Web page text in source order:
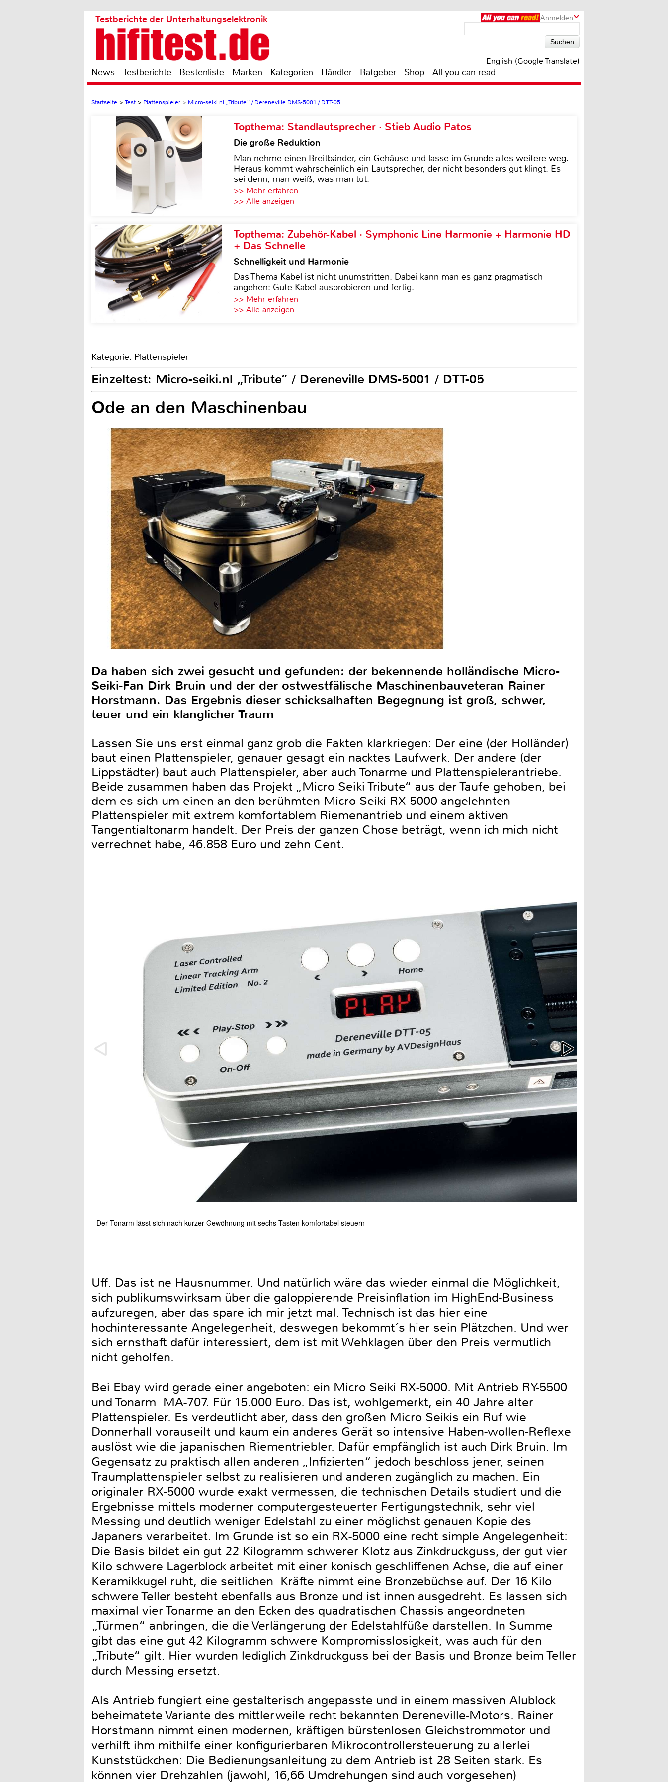
Anmelden
Testberichte der Unterhaltungselektronik
English (Google Translate)
News Testberichte Bestenliste Marken Kategorien Händler Ratgeber Shop All you can read
Startseite > Test > Plattenspieler > Micro-seiki.nl „Tribute“ / Dereneville DMS-5001 / DTT-05
Topthema: Standlautsprecher · Stieb Audio Patos
Die große Reduktion
Man nehme einen Breitbänder, ein Gehäuse und lasse im Grunde alles weitere weg.
Heraus kommt wahrscheinlich ein Lautsprecher, der nicht besonders gut klingt. Es
sei denn, man weiß, was man tut.
>> Mehr erfahren
>> Alle anzeigen
Topthema: Zubehör-Kabel · Symphonic Line Harmonie + Harmonie HD
+ Das Schnelle
Schnelligkeit und Harmonie
Das Thema Kabel ist nicht unumstritten. Dabei kann man es ganz pragmatisch
angehen: Gute Kabel ausprobieren und fertig.
>> Mehr erfahren
>> Alle anzeigen
Kategorie: Plattenspieler
Einzeltest: Micro-seiki.nl „Tribute“ / Dereneville DMS-5001 / DTT-05
Ode an den Maschinenbau
Da haben sich zwei gesucht und gefunden: der bekennende holländische Micro-
Seiki-Fan Dirk Bruin und der der ostwestfälische Maschinenbauveteran Rainer
Horstmann. Das Ergebnis dieser schicksalhaften Begegnung ist groß, schwer,
teuer und ein klanglicher Traum
Lassen Sie uns erst einmal ganz grob die Fakten klarkriegen: Der eine (der Holländer)
baut einen Plattenspieler, genauer gesagt ein nacktes Laufwerk. Der andere (der
Lippstädter) baut auch Plattenspieler, aber auch Tonarme und Plattenspielerantriebe.
Beide zusammen haben das Projekt „Micro Seiki Tribute“ aus der Taufe gehoben, bei
dem es sich um einen an den berühmten Micro Seiki RX-5000 angelehnten
Plattenspieler mit extrem komfortablem Riemenantrieb und einem aktiven
Tangentialtonarm handelt. Der Preis der ganzen Chose beträgt, wenn ich mich nicht
verrechnet habe, 46.858 Euro und zehn Cent.
Der Tonarm lässt sich nach kurzer Gewöhnung mit sechs Tasten komfortabel steuern
Uff. Das ist ne Hausnummer. Und natürlich wäre das wieder einmal die Möglichkeit,
sich publikumswirksam über die galoppierende Preisinﬂation im HighEnd-Business
aufzuregen, aber das spare ich mir jetzt mal. Technisch ist das hier eine
hochinteressante Angelegenheit, deswegen bekommt´s hier sein Plätzchen. Und wer
sich ernsthaft dafür interessiert, dem ist mit Wehklagen über den Preis vermutlich
nicht geholfen.
Bei Ebay wird gerade einer angeboten: ein Micro Seiki RX-5000. Mit Antrieb RY-5500
und Tonarm MA-707. Für 15.000 Euro. Das ist, wohlgemerkt, ein 40 Jahre alter
Plattenspieler. Es verdeutlicht aber, dass den großen Micro Seikis ein Ruf wie
Donnerhall vorauseilt und kaum ein anderes Gerät so intensive Haben-wollen-Reﬂexe
auslöst wie die japanischen Riementriebler. Dafür empfänglich ist auch Dirk Bruin. Im
Gegensatz zu praktisch allen anderen „Inﬁzierten“ jedoch beschloss jener, seinen
Traumplattenspieler selbst zu realisieren und anderen zugänglich zu machen. Ein
originaler RX-5000 wurde exakt vermessen, die technischen Details studiert und die
Ergebnisse mittels moderner computergesteuerter Fertigungstechnik, sehr viel
Messing und deutlich weniger Edelstahl zu einer möglichst genauen Kopie des
Japaners verarbeitet. Im Grunde ist so ein RX-5000 eine recht simple Angelegenheit:
Die Basis bildet ein gut 22 Kilogramm schwerer Klotz aus Zinkdruckguss, der gut vier
Kilo schwere Lagerblock arbeitet mit einer konisch geschliffenen Achse, die auf einer
Keramikkugel ruht, die seitlichen Kräfte nimmt eine Bronzebüchse auf. Der 16 Kilo
schwere Teller besteht ebenfalls aus Bronze und ist innen ausgedreht. Es lassen sich
maximal vier Tonarme an den Ecken des quadratischen Chassis angeordneten
„Türmen“ anbringen, die die Verlängerung der Edelstahlfüße darstellen. In Summe
gibt das eine gut 42 Kilogramm schwere Kompromisslosigkeit, was auch für den
„Tribute“ gilt. Hier wurden lediglich Zinkdruckguss bei der Basis und Bronze beim Teller
durch Messing ersetzt.
Als Antrieb fungiert eine gestalterisch angepasste und in einem massiven Alublock
beheimatete Variante des mittlerweile recht bekannten Dereneville-Motors. Rainer
Horstmann nimmt einen modernen, kräftigen bürstenlosen Gleichstrommotor und
verhilft ihm mithilfe einer konﬁgurierbaren Mikrocontrollersteuerung zu allerlei
Kunststückchen: Die Bedienungsanleitung zu dem Antrieb ist 28 Seiten stark. Es
können vier Drehzahlen (jawohl, 16,66 Umdrehungen sind auch vorgesehen)